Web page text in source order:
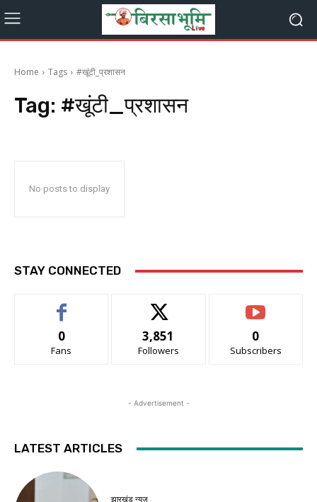
Home Tags #खूंटी_प्रशासन
Tag: #खूंटी_प्रशासन
No posts to display
STAY CONNECTED
0
Fans
3,851
Followers
0
Subscribers
- Advertisement -
LATEST ARTICLES
झारखंड न्यूज़